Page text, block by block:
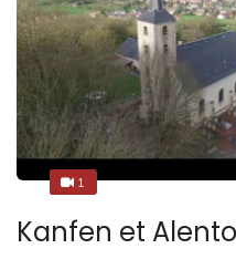
1
1
Kanfen et